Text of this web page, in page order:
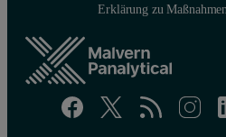
Erklärung zu